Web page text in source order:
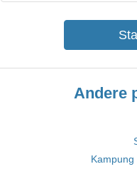
Andere
Kampung